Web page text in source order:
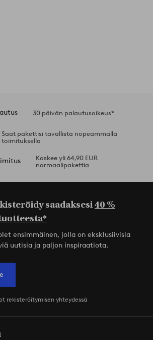
30 päivän palautusoikeus*
Saat pakettisi tavallista nopeammalla
toimituksella
Koskee yli 64,90 EUR
normaalipakettia
saadaksesi40 %
ensimmäinen, jolla on eksklusiivisia
uutisia ja paljon inspiraatiota.
rekisteröitymisen yhteydessä